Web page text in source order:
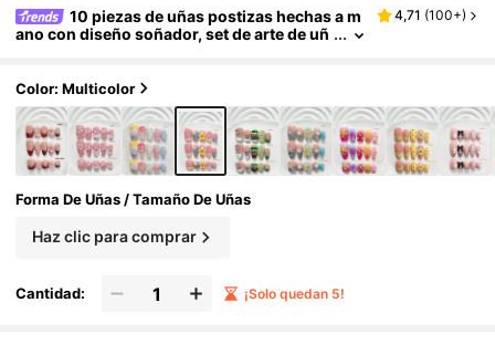
10 piezas de uñas postizas hechas a m
ano con diseño soñador, set de arte de uñ
e color amarillo y azul, estilo alegre, incluye he
rramientas para uñas, 3 tamaños disponibles,
forma cuadrada/cuadrada corta/almendrada,
adecuado para fiestas, baile, uso diario
4,71 (100+)
Color: Multicolor
Forma De Uñas / Tamaño De Uñas
Haz clic para comprar
Cantidad: ¡Solo quedan 5!